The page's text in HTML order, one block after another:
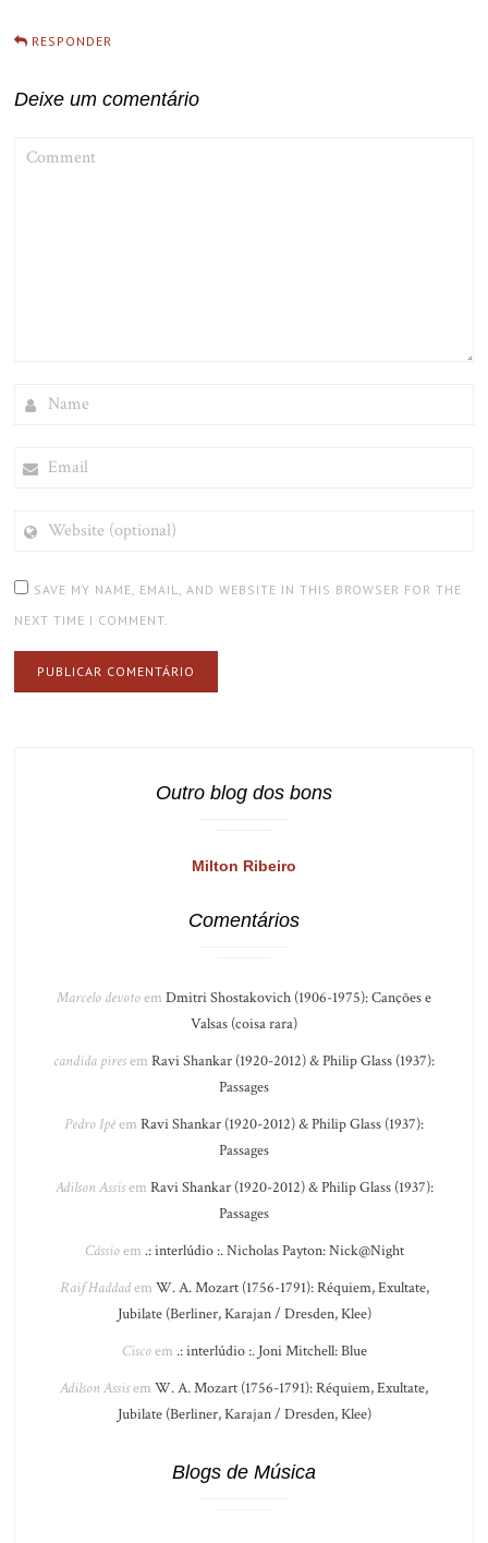
RESPONDER
Deixe um comentário
(OPTIONAL)
SAVE MY NAME, EMAIL, AND WEBSITE IN THIS BROWSER FOR THE
NEXT TIME I COMMENT.
Outro blog dos bons
Milton Ribeiro
Comentários
Marcelo devotoem Dmitri Shostakovich (1906-1975): Canções e
Valsas (coisa rara)
candida piresem Ravi Shankar (1920-2012) & Philip Glass (1937):
Passages
Pedro Ipêem Ravi Shankar (1920-2012) & Philip Glass (1937):
Passages
Adilson Assisem Ravi Shankar (1920-2012) & Philip Glass (1937):
Passages
Cássioem .: interlúdio :. Nicholas Payton: Nick@Night
Raif Haddadem W. A. Mozart (1756-1791): Réquiem, Exultate,
Jubilate (Berliner, Karajan / Dresden, Klee)
Ciscoem .: interlúdio :. Joni Mitchell: Blue
Adilson Assisem W. A. Mozart (1756-1791): Réquiem, Exultate,
Jubilate (Berliner, Karajan / Dresden, Klee)
Blogs de Música